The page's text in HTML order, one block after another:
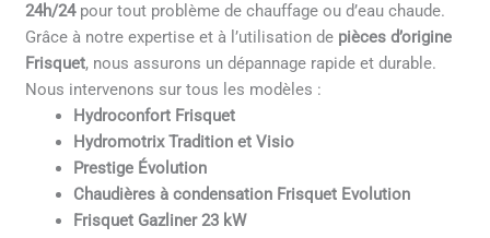
24h/24pour tout problème de chauffage ou d’eau chaude.
Grâce à notre expertise et à l’utilisation de pièces d’origine
Frisquet, nous assurons un dépannage rapide et durable.
Nous intervenons sur tous les modèles :
Hydroconfort Frisquet
Hydromotrix Tradition et Visio
Prestige Évolution
Chaudières à condensation Frisquet Evolution
Frisquet Gazliner 23 kW